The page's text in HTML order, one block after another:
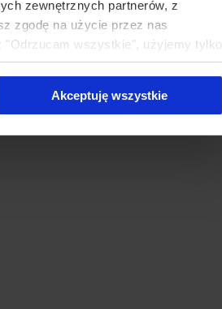
zewnętrznych partnerów, z
zgodę na użycie przez nas
wszystkie", użyjemy tylko
jakie typy ciasteczek zostaną
Akceptuję wszystkie